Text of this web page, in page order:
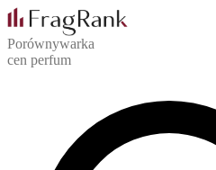
Porównywarka
cen perfum